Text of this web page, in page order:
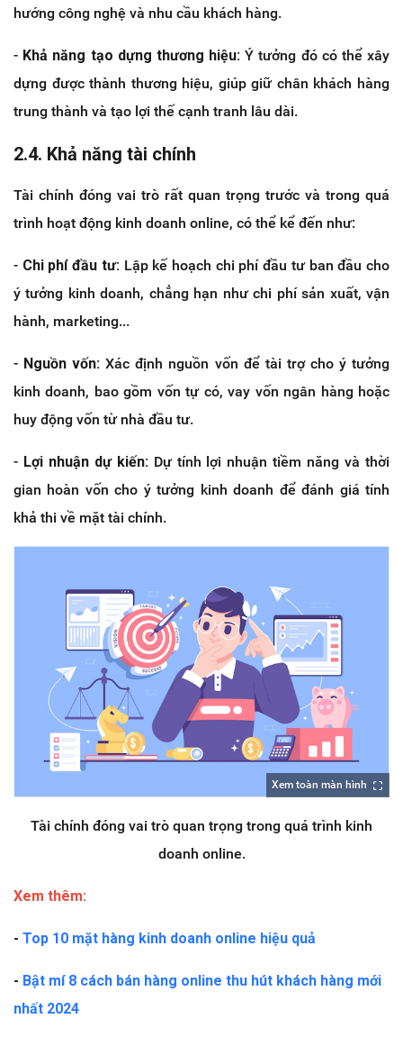
hướng công nghệ và nhu cầu khách hàng.
- Khả năng tạo dựng thương hiệu:Ý tưởng đó có thể xây
dựng được thành thương hiệu, giúp giữ chân khách hàng
trung thành và tạo lợi thế cạnh tranh lâu dài.
2.4. Khả năng tài chính
Tài chính đóng vai trò rất quan trọng trước và trong quá
trình hoạt động kinh doanh online, có thể kể đến như:
- Chi phí đầu tư: Lập kế hoạch chi phí đầu tư ban đầu cho
ý tưởng kinh doanh, chẳng hạn như chi phí sản xuất, vận
hành, marketing...
- Nguồn vốn:Xác định nguồn vốn để tài trợ cho ý tưởng
kinh doanh, bao gồm vốn tự có, vay vốn ngân hàng hoặc
huy động vốn từ nhà đầu tư.
- Lợi nhuận dự kiến: Dự tính lợi nhuận tiềm năng và thời
gian hoàn vốn cho ý tưởng kinh doanh để đánh giá tính
khả thi về mặt tài chính.
Xem toàn màn hình
Tài chính đóng vai trò quan trọng trong quá trình kinh
doanh online.
Xem thêm:
- Top 10 mặt hàng kinh doanh online hiệu quả
- Bật mí 8 cách bán hàng online thu hút khách hàng mới
nhất 2024